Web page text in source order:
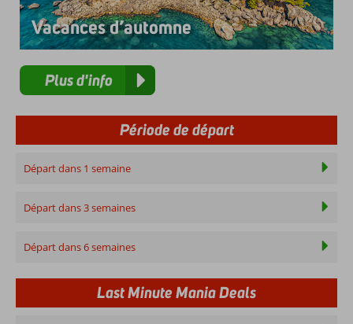
Vacances d’automne
Plus d'info
Période de départ
Départ dans 1 semaine
Départ dans 3 semaines
Départ dans 6 semaines
Last Minute Mania Deals